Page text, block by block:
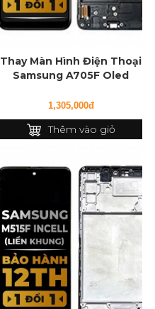
Thay Màn Hình Điện Thoại
Samsung A705F Oled
1,305,000đ
Thêm vào giỏ